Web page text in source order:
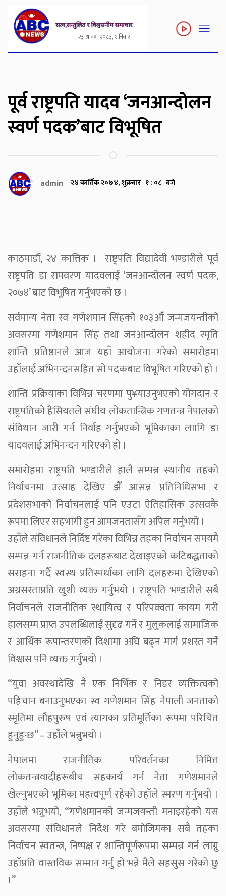
२३ श्रावण २०८३, शनिबार
पूर्व राष्ट्रपति यादव ‘जनआन्दोलन
स्वर्ण पदक’बाट विभूषित
admin २४ कार्तिक २०७४, शुक्रबार १ : ०८ बजे
काठमाडौँ, २४ कात्तिक । राष्ट्रपति विद्यादेवी भण्डारीले पूर्व
राष्ट्रपति डा रामवरण यादवलाई ‘जनआन्दोलन स्वर्ण पदक,
२०७४’ बाट विभूषित गर्नुभएको छ ।
सर्वमान्य नेता स्व गणेशमान सिंहको १०३औँ जन्मजयन्तीको
अवसरमा गणेशमान सिंह तथा जनआन्दोलन शहीद स्मृति
शान्ति प्रतिष्ठानले आज यहाँ आयोजना गरेको समारोहमा
उहाँलाई अभिनन्दनसहित सो पदकबाट विभूषित गरिएको हो ।
शान्ति प्रक्रियाका विभिन्न चरणमा पु¥याउनुभएको योगदान र
राष्ट्रपतिको हैसियतले संघीय लोकतान्त्रिक गणतन्त्र नेपालको
संविधान जारी गर्न निर्वाह गर्नुभएको भूमिकाका लाागि डा
यादवलाई अभिनन्दन गरिएको हो ।
समारोहमा राष्ट्रपति भण्डारीले हालै सम्पन्न स्थानीय तहको
निर्वाचनमा उत्साह देखिए झैँ आसन्न प्रतिनिधिसभा र
प्रदेशसभाको निर्वाचनलाई पनि एउटा ऐतिहासिक उत्सवकै
रूपमा लिएर सहभागी हुन आमजनतासँग अपिल गर्नुभयो ।
उहाँले संविधानले निर्दिष्ट गरेका विभिन्न तहका निर्वाचन समयमै
सम्पन्न गर्न राजनीतिक दलहरूबाट देखाइएको कटिबद्धताको
सराहना गर्दै स्वस्थ प्रतिस्पर्धाका लागि दलहरुमा देखिएको
अग्रसरताप्रति खुशी व्यक्त गर्नुभयो । राष्ट्रपति भण्डारीले सबै
निर्वाचनले राजनीतिक स्थायित्व र परिपक्वता कायम गरी
हालसम्म प्राप्त उपलब्धिलाई सुदृढ गर्ने र मुलुकलाई सामाजिक
र आर्थिक रूपान्तरणको दिशामा अघि बढ्न मार्ग प्रशस्त गर्ने
विश्वास पनि व्यक्त गर्नुभयो ।
“युवा अवस्थादेखि नै एक निर्भिक र निडर व्यक्तित्वको
पहिचान बनाउनुभएका स्व गणेशमान सिंह नेपाली जनताको
स्मृतिमा लौहपुरुष एवं त्यागका प्रतिमूर्तिका रूपमा परिचित
हुनुहुन्छ” – उहाँले भन्नुभयो ।
नेपालमा राजनीतिक परिवर्तनका निमित्त
लोकतन्त्रवादीहरूबीच सहकार्य गर्न नेता गणेशमानले
खेल्नुभएको भूमिका महत्वपूर्ण रहेको उहाँले स्मरण गर्नुभयो ।
उहाँले भन्नुभयो, “गणेशमानको जन्मजयन्ती मनाइरहेको यस
अवसरमा संविधानले निर्देश गरे बमोजिमका सबै तहका
निर्वाचन स्वतन्त्र, निष्पक्ष र शान्तिपूर्णरूपमा सम्पन्न गर्न लाग्नु
उहाँप्रति वास्तविक सम्मान गर्नु हो भन्ने मैले सहसुस गरेको छु
।”